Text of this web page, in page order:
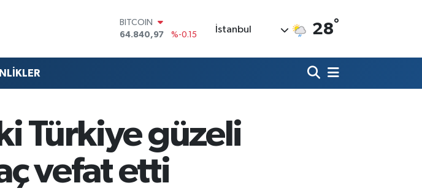
DOLAR
47,7436
%0.18
55,2510
%0.32
13.779
%-14
BITCOIN
64.840,97
İstanbul 28°
Türkiye güzeli
vefat etti